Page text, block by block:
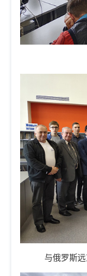
与俄罗斯